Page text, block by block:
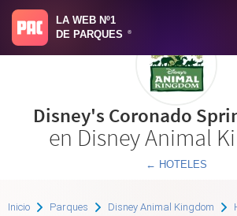
LA WEB Nº1
DE PARQUES
®
Disney's Coronado
en Disney Animal
← HOTELES
Inicio Parques Disney Animal Kingdom